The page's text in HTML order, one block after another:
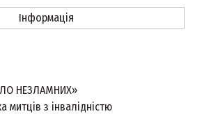
Інформація
НЕЗЛАМНИХ»
митців з інвалідністю